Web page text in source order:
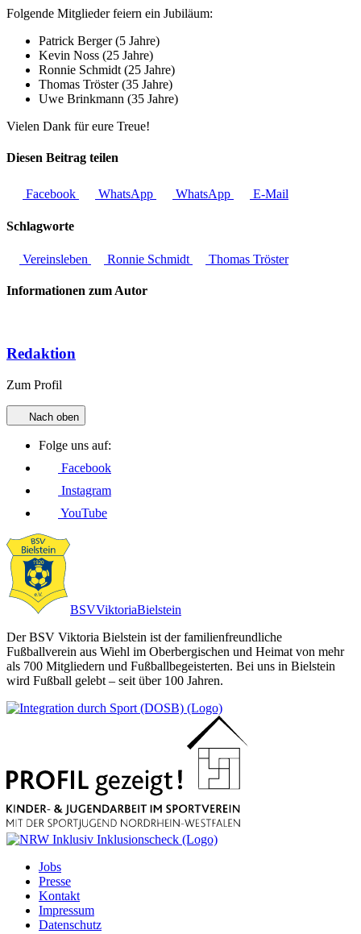
Folgende Mitglieder feiern ein Jubiläum:
Patrick Berger (5 Jahre)
Kevin Noss (25 Jahre)
Ronnie Schmidt (25 Jahre)
Thomas Tröster (35 Jahre)
Uwe Brinkmann (35 Jahre)
Vielen Dank für eure Treue!
Diesen Beitrag teilen
Facebook WhatsApp WhatsApp E-Mail
Schlagworte
Vereinsleben Ronnie Schmidt Thomas Tröster
Informationen zum Autor
Redaktion
Zum Profil
Nach oben
Folge uns auf:
Facebook
Instagram
YouTube
BSVViktoriaBielstein
Der BSV Viktoria Bielstein ist der familienfreundliche
Fußballverein aus Wiehl im Oberbergischen und Heimat von mehr
als 700 Mitgliedern und Fußballbegeisterten. Bei uns in Bielstein
wird Fußball gelebt – seit über 100 Jahren.
Jobs
Presse
Kontakt
Impressum
Datenschutz